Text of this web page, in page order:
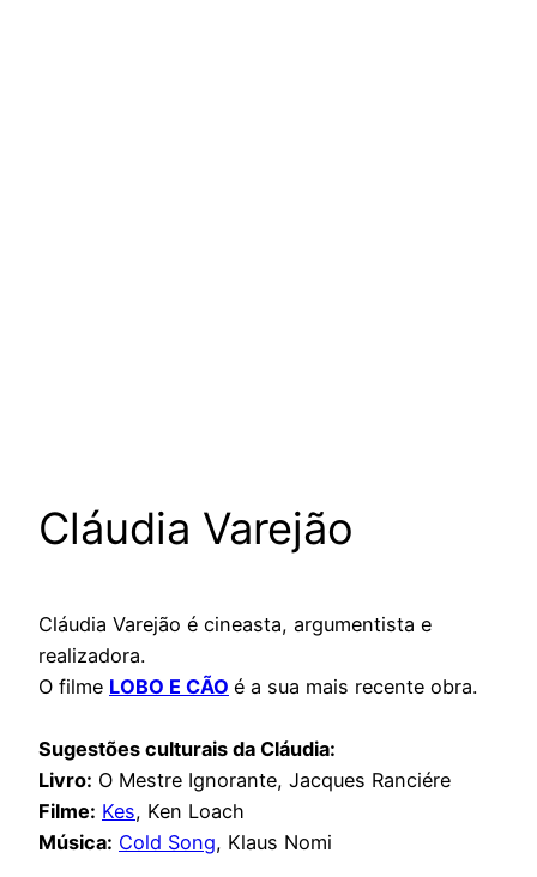
Cláudia Varejão
Cláudia Varejão é cineasta, argumentista e
realizadora.
O filme LOBO E CÃO é a sua mais recente obra.
Sugestões culturais da Cláudia:
Livro: O Mestre Ignorante, Jacques Ranciére
Filme: Kes, Ken Loach
Música: Cold Song, Klaus Nomi